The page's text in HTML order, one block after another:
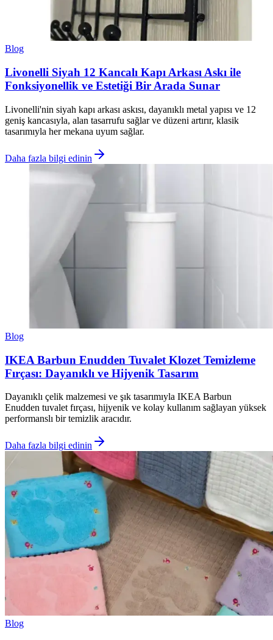
Blog
Livonelli Siyah 12 Kancalı Kapı Arkası Askı ile
Fonksiyonellik ve Estetiği Bir Arada Sunar
Livonelli'nin siyah kapı arkası askısı, dayanıklı metal yapısı ve 12
geniş kancasıyla, alan tasarrufu sağlar ve düzeni artırır, klasik
tasarımıyla her mekana uyum sağlar.
Daha fazla bilgi edinin
Blog
IKEA Barbun Enudden Tuvalet Klozet Temizleme
Fırçası: Dayanıklı ve Hijyenik Tasarım
Dayanıklı çelik malzemesi ve şık tasarımıyla IKEA Barbun
Enudden tuvalet fırçası, hijyenik ve kolay kullanım sağlayan yüksek
performanslı bir temizlik aracıdır.
Daha fazla bilgi edinin
Blog